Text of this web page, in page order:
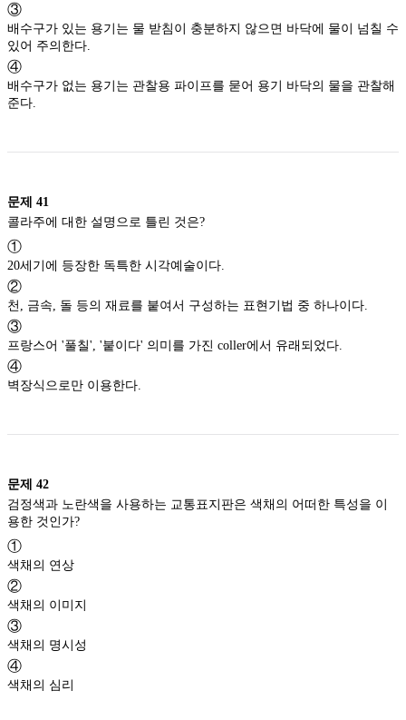
③
배수구가 있는 용기는 물 받침이 충분하지 않으면 바닥에 물이 넘칠 수
있어 주의한다.
④
배수구가 없는 용기는 관찰용 파이프를 묻어 용기 바닥의 물을 관찰해
준다.
문제 41
①
20세기에 등장한 독특한 시각예술이다.
②
천, 금속, 돌 등의 재료를 붙여서 구성하는 표현기법 중 하나이다.
③
프랑스어 '풀칠', '붙이다' 의미를 가진 coller에서 유래되었다.
④
벽장식으로만 이용한다.
문제 42
검정색과 노란색을 사용하는 교통표지판은 색채의 어떠한 특성을 이
①
색채의 연상
②
색채의 이미지
③
색채의 명시성
④
색채의 심리